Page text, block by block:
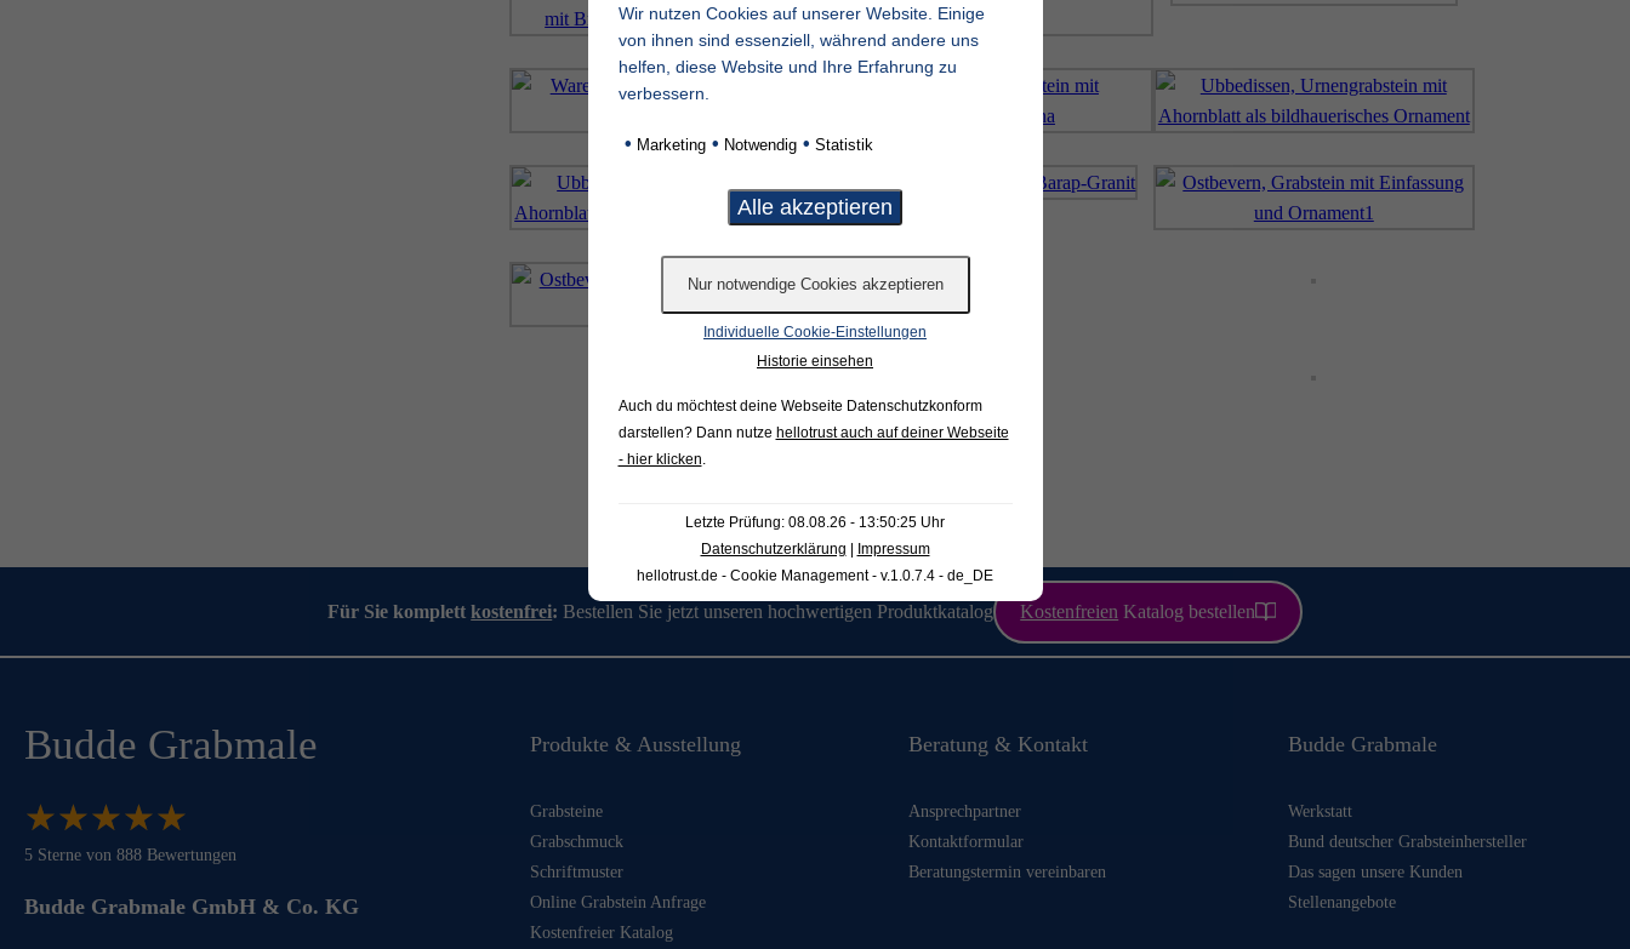
Für Sie komplettkostenfrei: Bestellen Sie jetzt unseren hochwertigen Produktkatalog Kostenfreien Katalog bestellen
Budde Grabmale
★★★★★
★★★★★
5 Sterne von 888 Bewertungen
Budde Grabmale GmbH & Co. KG
Produkte & Ausstellung
Grabsteine
Grabschmuck
Schriftmuster
Online Grabstein Anfrage
Kostenfreier Katalog
Beratung & Kontakt
Ansprechpartner
Kontaktformular
Beratungstermin vereinbaren
Budde Grabmale
Werkstatt
Bund deutscher Grabsteinhersteller
Das sagen unsere Kunden
Stellenangebote
Wir nutzen Cookies auf unserer Website. Einige
von ihnen sind essenziell, während andere uns
helfen, diese Website und Ihre Erfahrung zu
verbessern.
• Marketing • Notwendig • Statistik
Individuelle Cookie-Einstellungen
Historie einsehen
Auch du möchtest deine Webseite Datenschutzkonform
darstellen? Dann nutze hellotrust auch auf deiner Webseite
- hier klicken.
Letzte Prüfung: 08.08.26 - 13:50:25 Uhr
Datenschutzerklärung
Impressum
hellotrust.de - Cookie Management - v.1.0.7.4 - de_DE